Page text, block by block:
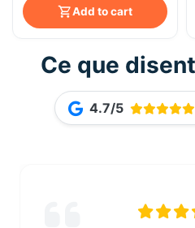
Add to cart
Ce que
4.7/5